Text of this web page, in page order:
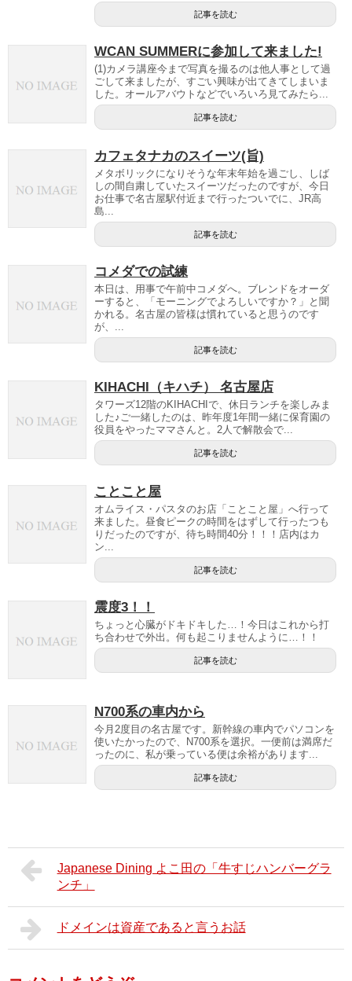
記事を読む
WCAN SUMMERに参加して来ました!
(1)カメラ講座今まで写真を撮るのは他人事として過
ごして来ましたが、すごい興味が出てきてしまいま
した。オールアバウトなどでいろいろ見てみたら...
記事を読む
カフェタナカのスイーツ(旨)
メタボリックになりそうな年末年始を過ごし、しば
しの間自粛していたスイーツだったのですが、今日
お仕事で名古屋駅付近まで行ったついでに、JR高
島...
記事を読む
コメダでの試練
本日は、用事で午前中コメダへ。ブレンドをオーダ
ーすると、「モーニングでよろしいですか？」と聞
かれる。名古屋の皆様は慣れていると思うのです
が、...
記事を読む
KIHACHI（キハチ） 名古屋店
タワーズ12階のKIHACHIで、休日ランチを楽しみま
した♪ご一緒したのは、昨年度1年間一緒に保育園の
役員をやったママさんと。2人で解散会で...
記事を読む
ことこと屋
オムライス・パスタのお店「ことこと屋」へ行って
来ました。昼食ピークの時間をはずして行ったつも
りだったのですが、待ち時間40分！！！店内はカ
ン...
記事を読む
震度3！！
ちょっと心臓がドキドキした…！今日はこれから打
ち合わせで外出。何も起こりませんように…！！
記事を読む
N700系の車内から
今月2度目の名古屋です。新幹線の車内でパソコンを
使いたかったので、N700系を選択。一便前は満席だ
ったのに、私が乗っている便は余裕があります...
記事を読む
Japanese Dining よこ田の「牛すじハンバーグラ
ンチ」
ドメインは資産であると言うお話